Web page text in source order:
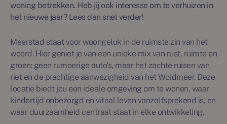
woning betrekken. Heb jij ook interesse om te verhuizen in
het nieuwe jaar? Lees dan snel verder!
Meerstad staat voor woongeluk in de ruimste zin van het
woord. Hier geniet je van een unieke mix van rust, ruimte en
groen: geen rumoerige auto's, maar het zachte ruisen van
riet en de prachtige aanwezigheid van het Woldmeer. Deze
locatie biedt jou een ideale omgeving om te wonen, waar
kindertijd onbezorgd en vitaal leven vanzelfsprekend is, en
waar duurzaamheid centraal staat in elke ontwikkeling.